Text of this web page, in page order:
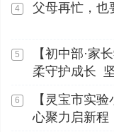
4 父母再忙，也
5
【初中部·
柔守护成长
6
【灵宝市实
心聚力启新程